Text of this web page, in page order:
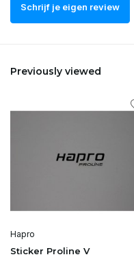
Schrijf je eigen review
Previously viewed
Hapro
Sticker Proline V